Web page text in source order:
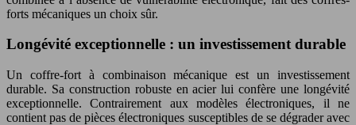
forts mécaniques un choix sûr.
Longévité exceptionnelle : un investissement durable
Un coffre-fort à combinaison mécanique est un investissement
durable. Sa construction robuste en acier lui confère une longévité
exceptionnelle. Contrairement aux modèles électroniques, il ne
contient pas de pièces électroniques susceptibles de se dégrader avec